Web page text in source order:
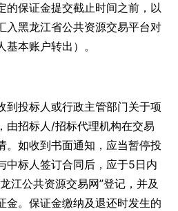
的保证金提交截止时间之前，以
入黑龙江省公共资源交易平台对
本账户转出）。
到投标人或行政主管部门关于项
由招标人/招标代理机构在交易
。如收到书面通知，应当暂停投
中标人签订合同后，应于5日内
江公共资源交易网”登记，并及
金。保证金缴纳及退还时发生的